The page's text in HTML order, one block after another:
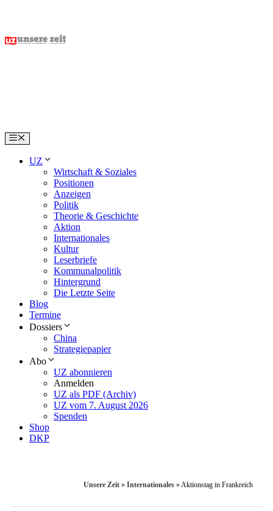
content
Menu
UZ
Wirtschaft & Soziales
Positionen
Anzeigen
Politik
Theorie & Geschichte
Aktion
Internationales
Kultur
Leserbriefe
Kommunalpolitik
Hintergrund
Die Letzte Seite
Blog
Termine
Dossiers
China
Strategiepapier
Abo
UZ abonnieren
Anmelden
UZ als PDF (Archiv)
UZ vom 7. August 2026
Spenden
Shop
DKP
Unsere Zeit » Internationales »Aktionstag in Frankreich